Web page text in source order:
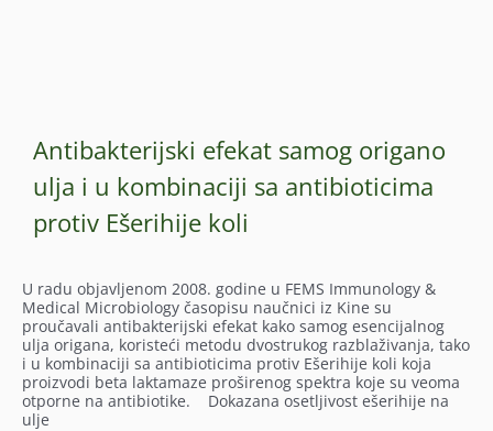
Antibakterijski efekat samog origano
ulja i u kombinaciji sa antibioticima
protiv Ešerihije koli
U radu objavljenom 2008. godine u FEMS Immunology &
Medical Microbiology časopisu naučnici iz Kine su
proučavali antibakterijski efekat kako samog esencijalnog
ulja origana, koristeći metodu dvostrukog razblaživanja, tako
i u kombinaciji sa antibioticima protiv Ešerihije koli koja
proizvodi beta laktamaze proširenog spektra koje su veoma
otporne na antibiotike. Dokazana osetljivost ešerihije na
ulje